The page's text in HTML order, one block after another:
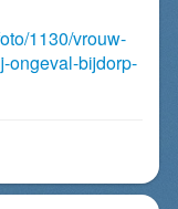
1130/vrouw-
ongeval-bijdorp-